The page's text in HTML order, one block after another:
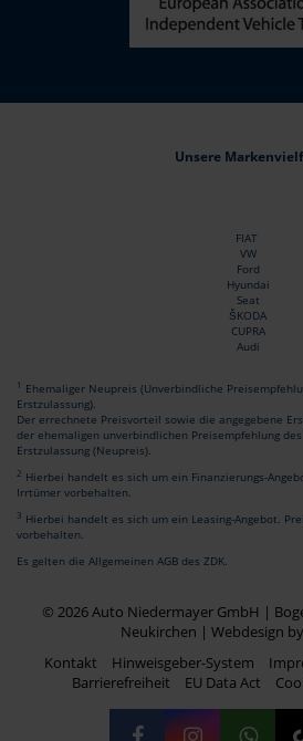
Unsere
FIAT
VW
Ford
Hyundai
Seat
ŠKODA
CUPRA
Audi
1 Ehemaliger Neupreis (Unverbindliche
Erstzulassung).
Der errechnete Preisvorteil sowie die angegebene
der ehemaligen unverbindlichen Preisempfehlung
Erstzulassung (Neupreis).
2 Hierbei handelt es sich um ein Finanzierungs-
Irrtümer vorbehalten.
3 Hierbei handelt es sich um ein Leasing-Angebot.
vorbehalten.
Es gelten die Allgemeinen AGB des ZDK.
© 2026 Auto Niedermayer GmbH |
Neukirchen | Webdesign
Kontakt
Hinweisgeber-System
Barrierefreiheit
EU Data Act